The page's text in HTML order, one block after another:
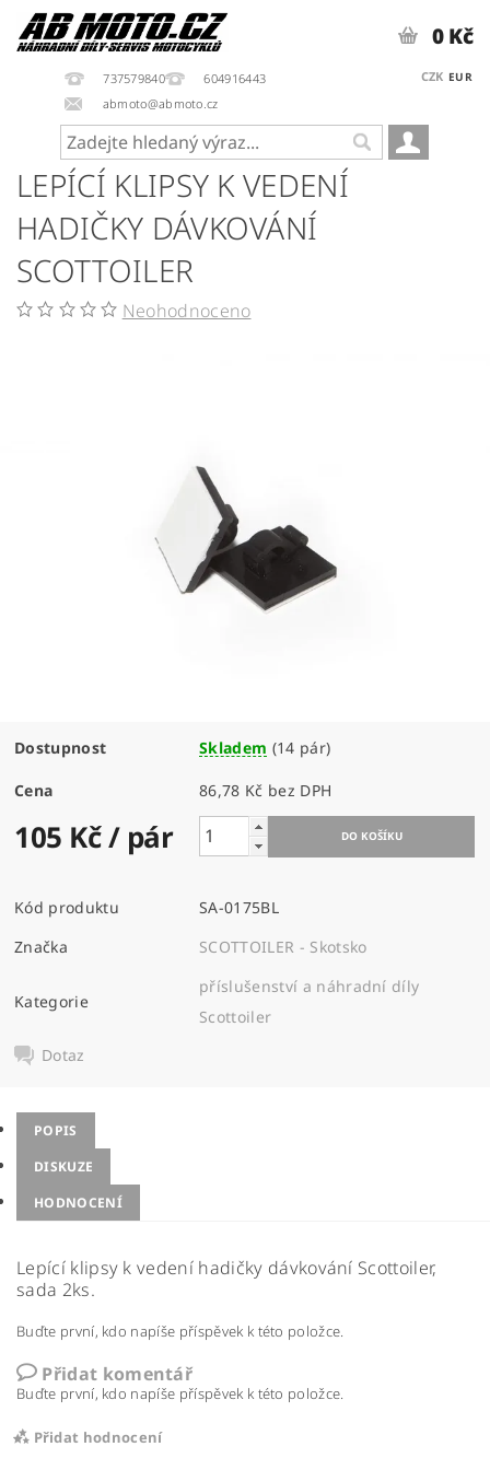
737579840
604916443
abmoto@abmoto.cz
CZK EUR
0 Kč
LEPÍCÍ KLIPSY K VEDENÍ
HADIČKY DÁVKOVÁNÍ
SCOTTOILER
Neohodnoceno
Dostupnost Skladem (14 pár)
Cena 86,78 Kč bez DPH
105 Kč/ pár
Kód produktu
SA-0175BL
Značka
SCOTTOILER - Skotsko
Kategorie
příslušenství a náhradní díly
Scottoiler
Dotaz
POPIS
DISKUZE
HODNOCENÍ
Lepící klipsy k vedení hadičky dávkování Scottoiler,
sada 2ks.
Buďte první, kdo napíše příspěvek k této položce.
Přidat komentář
Buďte první, kdo napíše příspěvek k této položce.
Přidat hodnocení